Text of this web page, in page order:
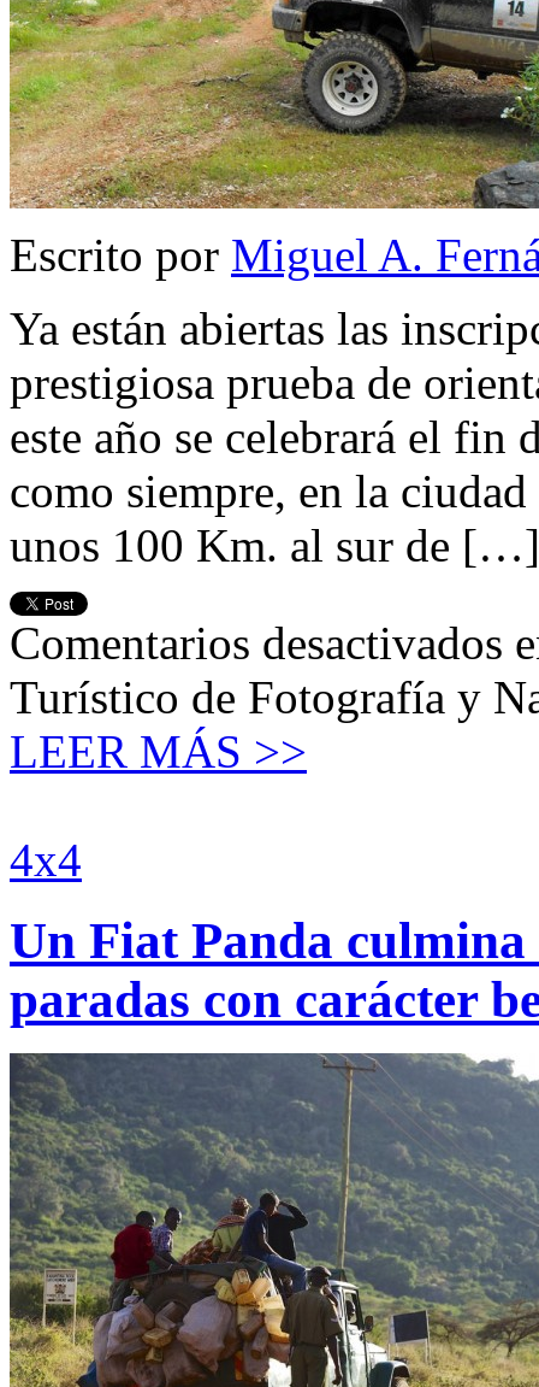
Escrito por Miguel A.
Ya están abiertas las
prestigiosa prueba de
este año se celebrará el fin
como siempre, en la
unos 100 Km. al sur de […]
Comentarios desactivados
Turístico de Fotografía y
LEER MÁS >>
4x4
Un Fiat Panda
paradas con carácter